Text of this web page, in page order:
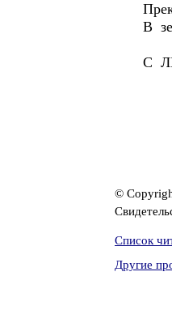
В
С
©
Список
Другие